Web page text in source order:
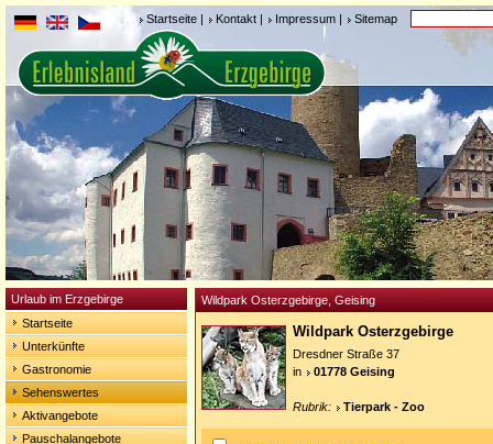
Startseite | Kontakt | Impressum | Sitemap
Urlaub im Erzgebirge
Startseite
Unterkünfte
Gastronomie
Sehenswertes
Aktivangebote
Pauschalangebote
Wildpark Osterzgebirge, Geising
Wildpark Osterzgebirge
Dresdner Straße 37
in
01778 Geising
Rubrik: Tierpark - Zoo